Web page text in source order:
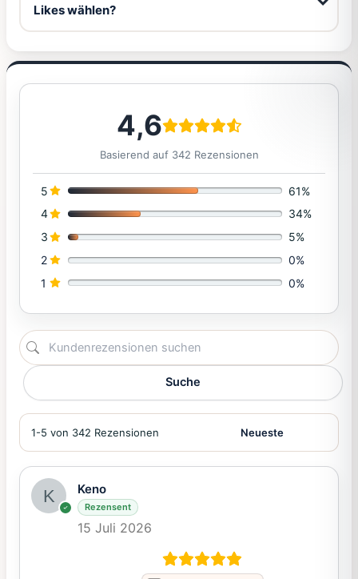
Likes wählen?
4,6
Basierend auf 342 Rezensionen
5
61%
4
34%
3
5%
2
0%
1
0%
Suche
1-5 von 342 Rezensionen
Keno
Rezensent
15 Juli 2026